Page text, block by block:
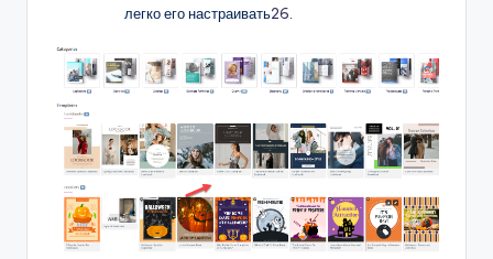
легко его настраивать26